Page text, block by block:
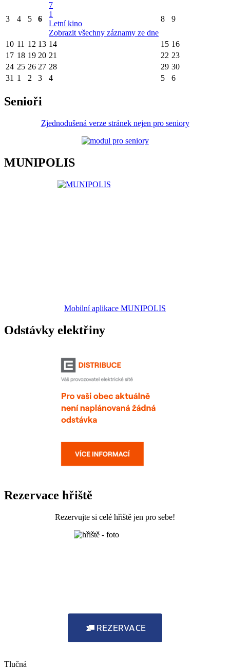
3 4 5 6
7
1
Letní kino
Zobrazit všechny záznamy ze dne
8 9
10 11 12 13 14 15 16
17 18 19 20 21 22 23
24 25 26 27 28 29 30
31 1 2 3 4 5 6
Senioři
Zjednodušená verze stránek nejen pro seniory
MUNIPOLIS
Mobilní aplikace MUNIPOLIS
Odstávky elektřiny
Rezervace hřiště
Rezervujte si celé hřiště jen pro sebe!
REZERVACE
Tlučná